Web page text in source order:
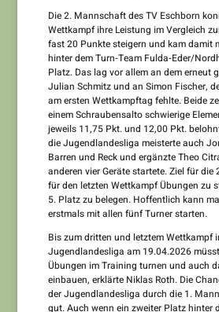
Die 2. Mannschaft des TV Eschborn
Wettkampf ihre Leistung im Vergleich
fast 20 Punkte steigern und kam damit
hinter dem Turn-Team Fulda-Eder/
Platz. Das lag vor allem an dem erneut
Julian Schmitz und an Simon Fischer,
am ersten Wettkampftag fehlte. Beide
einem Schraubensalto schwierige
jeweils 11,75 Pkt. und 12,00 Pkt.
die Jugendlandesliga meisterte auch
Barren und Reck und ergänzte Theo
anderen vier Geräte startete. Ziel für
für den letzten Wettkampf Übungen zu
5. Platz zu belegen. Hoffentlich kann
erstmals mit allen fünf Turner starten.
Bis zum dritten und letztem Wettkampf
Jugendlandesliga am 19.04.2026
Übungen im Training turnen und auch
einbauen, erklärte Niklas Roth. Die
der Jugendlandesliga durch die 1.
gut. Auch wenn ein zweiter Platz hinter